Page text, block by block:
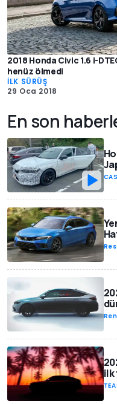
2018 Honda Civic 1.6 i-
henüz ölmedi
İLK SÜRÜŞ
29 Oca 2018
En son
ilk